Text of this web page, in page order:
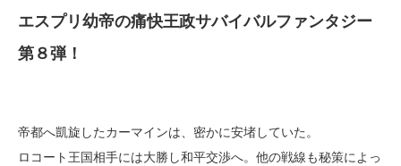
エスプリ幼帝の痛快王政サバイバルファンタジー
第８弾！
帝都へ凱旋したカーマインは、密かに安堵していた。
ロコート王国相手には大勝し和平交渉へ。他の戦線も秘策によっ